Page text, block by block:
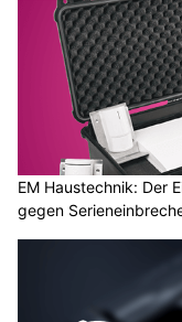
EM Haustechnik: Der
gegen